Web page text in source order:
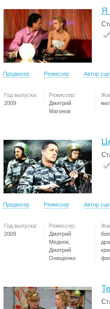
Я
Продюсер Режиссер Автор
Год выпуска:
2009
Режиссер:
Дмитрий
Магонов
Продюсер Режиссер Автор
Год выпуска:
2009
Режиссер:
Дмитрий
Меднов,
Дмитрий
Онищенко